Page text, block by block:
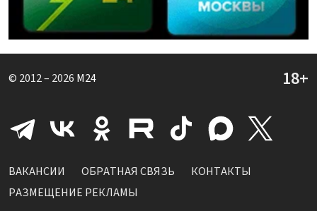
© 2012 – 2026 M24
ВАКАНСИИ ОБРАТНАЯ СВЯЗЬ
КОНТАКТЫ
РАЗМЕЩЕНИЕ РЕКЛАМЫ